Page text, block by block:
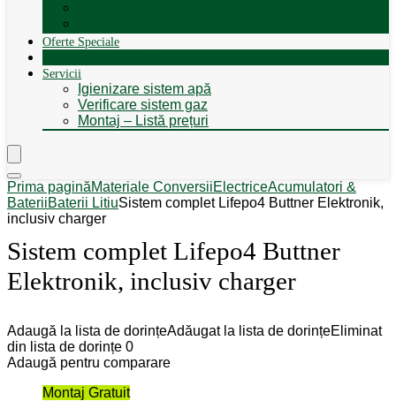
Oferte Speciale
Servicii
Igienizare sistem apă
Verificare sistem gaz
Montaj – Listă prețuri
Prima paginăMateriale ConversiiElectriceAcumulatori &
BateriiBaterii LitiuSistem complet Lifepo4 Buttner Elektronik,
inclusiv charger
Sistem complet Lifepo4 Buttner
Elektronik, inclusiv charger
Adaugă la lista de dorințeAdăugat la lista de dorințeEliminat
din lista de dorințe 0
Adaugă pentru comparare
Montaj Gratuit